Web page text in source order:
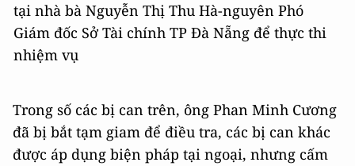
tại nhà bà Nguyễn Thị Thu Hà-nguyên Phó
Giám đốc Sở Tài chính TP Đà Nẵng để thực thi
nhiệm vụ
Trong số các bị can trên, ông Phan Minh Cương
đã bị bắt tạm giam để điều tra, các bị can khác
được áp dụng biện pháp tại ngoại, nhưng cấm